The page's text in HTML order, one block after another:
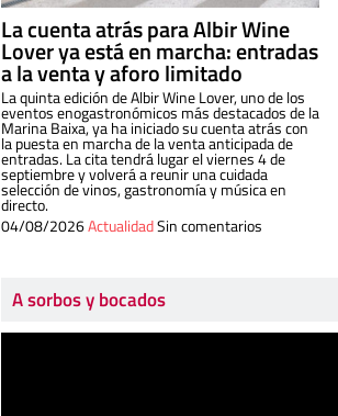
La cuenta atrás para Albir Wine
Lover ya está en marcha: entradas
a la venta y aforo limitado
La quinta edición de Albir Wine Lover, uno de los
eventos enogastronómicos más destacados de la
Marina Baixa, ya ha iniciado su cuenta atrás con
la puesta en marcha de la venta anticipada de
entradas. La cita tendrá lugar el viernes 4 de
septiembre y volverá a reunir una cuidada
selección de vinos, gastronomía y música en
directo.
04/08/2026ActualidadSin comentarios
A sorbos y bocados